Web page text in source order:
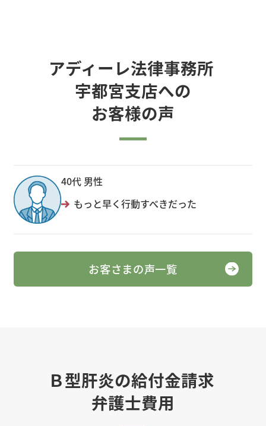
アディーレ法律事務所
宇都宮支店への
お客様の声
40代 男性
もっと早く行動すべきだった
お客さまの声一覧
Ｂ型肝炎の給付金請求
弁護士費用